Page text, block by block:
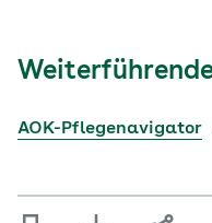
AOK-Pflegenavigator